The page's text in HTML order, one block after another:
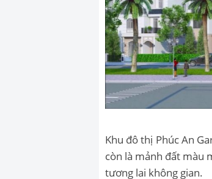
Khu đô thị Phúc An
còn là mảnh đất màu
tương lai không gian.